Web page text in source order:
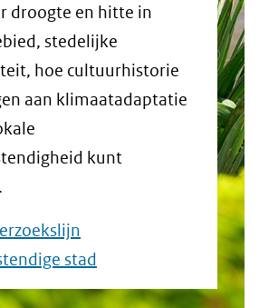
droogte en hitte in
stedelijke
hoe cultuurhistorie
aan klimaatadaptatie
kunt
stad